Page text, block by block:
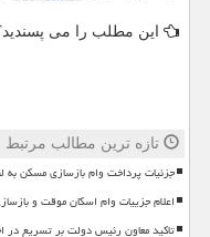
این مطلب را می
تازه ترین مطالب مرتبط
جزئیات پرداخت وام بازسازی مسکن به
اعلام جزییات وام اسکان موقت و
تاکید معاون رئیس دولت بر تسریع